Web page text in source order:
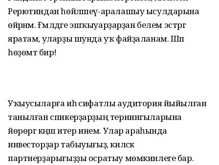
Рерютиндан һөйләшеү-аралашыу ысулдарына
өйрәнәм. Ғәмәлдәге эшҡыуарҙарҙан белем эстәргә
яратам, уларҙы шунда уҡ файҙаланам. Шәп
һөҙөмтә бирә!
Уҡыусыларға иһә сифатлы аудитория йыйылған
танылған спикерҙарҙың тернингыларына
йөрөргә кәңәш итер инем. Улар араһында
инвесторҙар табыуығыҙ, киләсәк
партнерҙарығыҙҙы осратыу мөмкинлеге бар.